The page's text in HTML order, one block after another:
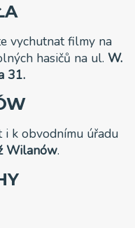
vychutnat filmy na
hasičů na ul. W.
31.
i k obvodnímu úřadu
Wilanów.